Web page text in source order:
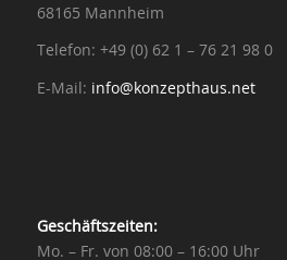
68165 Mannheim
Telefon: +49 (0) 62 1 – 76 21 98 0
E-Mail: info@konzepthaus.net
Geschäftszeiten:
Mo. – Fr. von 08:00 – 16:00 Uhr